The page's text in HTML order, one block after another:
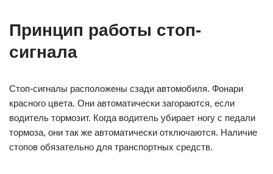
Принцип работы стоп-
сигнала
Стоп-сигналы расположены сзади автомобиля. Фонари
красного цвета. Они автоматически загораются, если
водитель тормозит. Когда водитель убирает ногу с педали
тормоза, они так же автоматически отключаются. Наличие
стопов обязательно для транспортных средств.